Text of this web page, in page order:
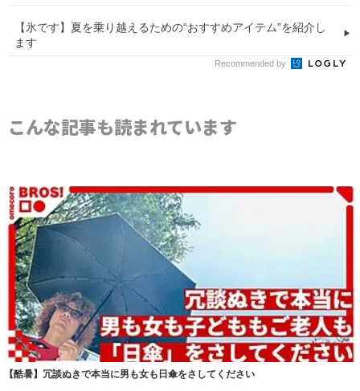
【氷です】夏を乗り越えるための“おすすめアイテム”を紹介し
ます
Recommended by
こんな記事も読まれています
【酷暑】冗談ぬきで本当に男も女も日傘をさしてください